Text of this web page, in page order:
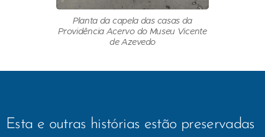
Planta da capela das casas da
Providência Acervo do Museu Vicente
de Azevedo
Esta e outras histórias estão preservadas